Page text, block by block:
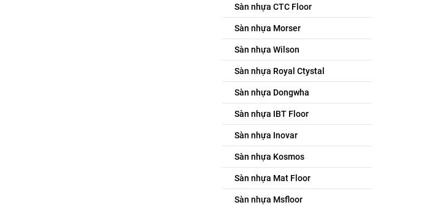
Sàn nhựa CTC Floor
Sàn nhựa Morser
Sàn nhựa Wilson
Sàn nhựa Royal Ctystal
Sàn nhựa Dongwha
Sàn nhựa IBT Floor
Sàn nhựa Inovar
Sàn nhựa Kosmos
Sàn nhựa Mat Floor
Sàn nhựa Msfloor